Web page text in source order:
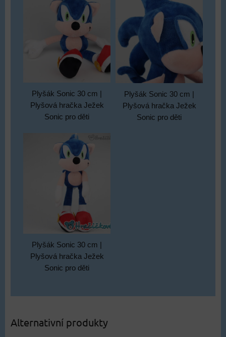
Plyšák Sonic 30 cm |
Plyšová hračka Ježek
Sonic pro děti
Plyšák Sonic 30 cm |
Plyšová hračka Ježek
Sonic pro děti
Plyšák Sonic 30 cm |
Plyšová hračka Ježek
Sonic pro děti
Alternativní produkty